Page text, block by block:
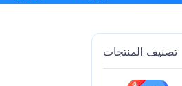
تصنيف المنتجات